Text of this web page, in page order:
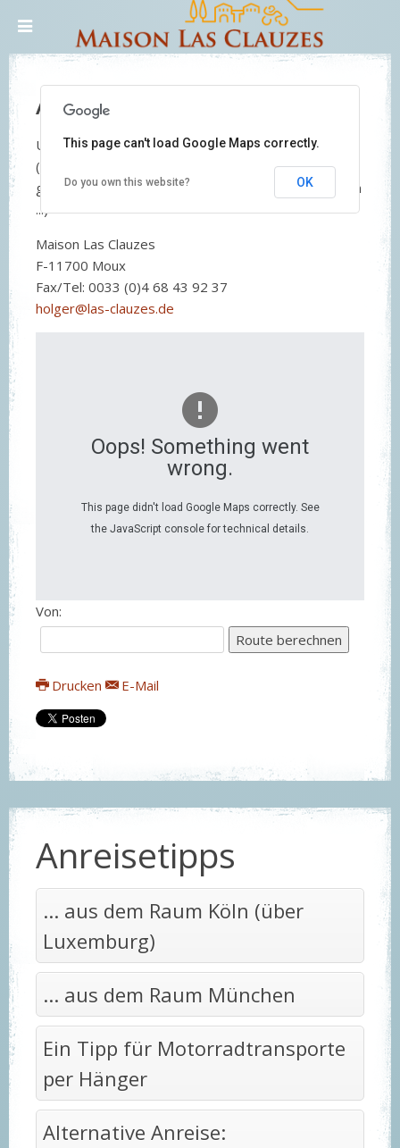
Anreise
Unsere GPS-Koordinaten : N 43°11.06, E 02°38.34
(Achtung: je nach Basiskarte werdet Ihr falsch
geroutet ... lieber auf die Schilder im Ort Moux achten
...)
Maison Las Clauzes
F-11700 Moux
Fax/Tel: 0033 (0)4 68 43 92 37
holger@las-clauzes.de
Oops! Something went
wrong.
This page didn't load Google Maps correctly. See
the JavaScript console for technical details.
This page can't load Google Maps correctly.
Do you own this website? OK
Von:
Route berechnen
Drucken E-Mail
Anreisetipps
... aus dem Raum Köln (über
Luxemburg)
... aus dem Raum München
Ein Tipp für Motorradtransporte
per Hänger
Alternative Anreise: